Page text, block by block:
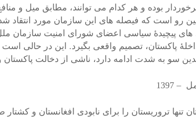
بوده و هر کدام می توانند، مطابق میل و
رو است که فیصله های این سازمان مورد انتقاد
های پیچیدۀ سیاسی اعضای شورای امنیت سازمان ملل
پاکستان، تصمیم واقعی بگیرد. این در حالی
سو به شدت ادامه دارد، ناشی از دخالت
تنها تروریستان را برای نابودی افغانستان و